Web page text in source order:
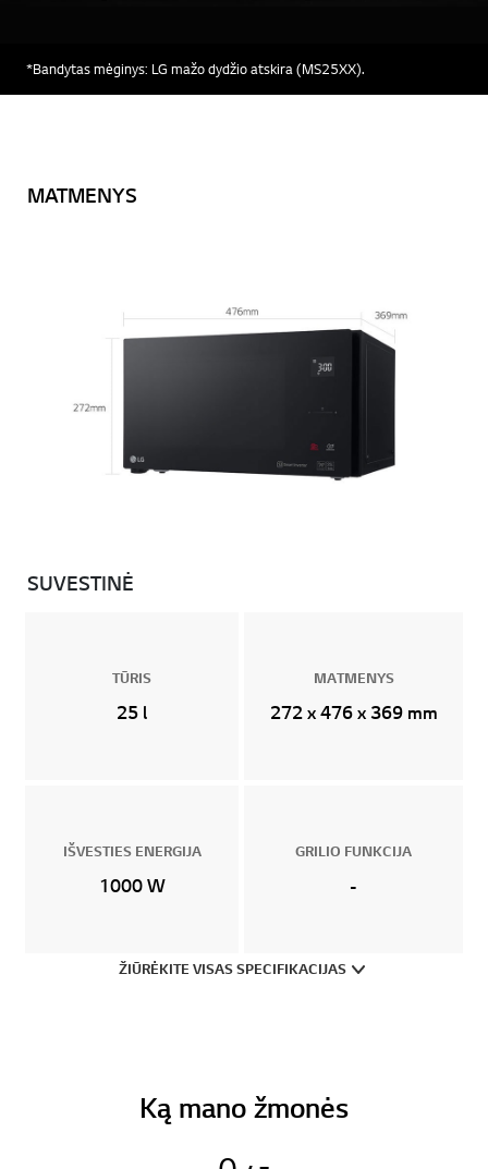
*Bandytas mėginys: LG mažo dydžio atskira (MS25XX).
MATMENYS
SUVESTINĖ
TŪRIS
25 l
MATMENYS
272 x 476 x 369 mm
IŠVESTIES ENERGIJA
1000 W
GRILIO FUNKCIJA
-
ŽIŪRĖKITE VISAS SPECIFIKACIJAS
Ką mano žmonės